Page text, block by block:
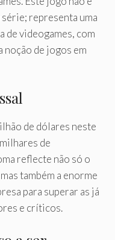
série; representa uma
de videogames, com
noção de jogos em
de dólares neste
de
reflecte não só o
também a enorme
para superar as já
e críticos.